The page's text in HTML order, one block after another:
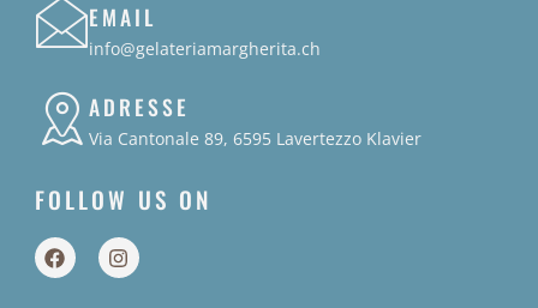
EMAIL
info@gelateriamargherita.ch
ADRESSE
Via Cantonale 89, 6595 Lavertezzo Klavier
FOLLOW US ON